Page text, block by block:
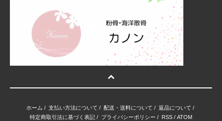
ホーム / 支払い方法について / 配送・送料について / 返品について /
特定商取引法に基づく表記 / プライバシーポリシー / RSS / ATOM